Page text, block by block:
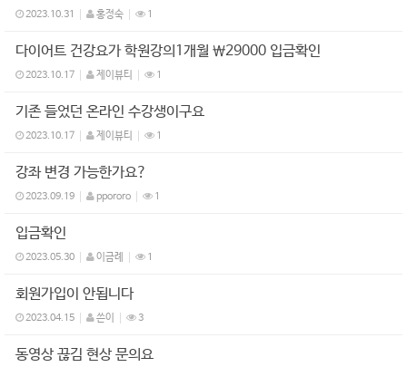
2023.10.31 홍정숙 1
다이어트 건강요가 학원강의1개월 ₩29000 입금확인
2023.10.17 제이뷰티 1
기존 들었던 온라인 수강생이구요
2023.10.17 제이뷰티 1
강좌 변경 가능한가요?
2023.09.19 ppororo 1
입금확인
2023.05.30 이금례 1
회원가입이 안됩니다
2023.04.15 쓴이 3
동영상 끊김 현상 문의요